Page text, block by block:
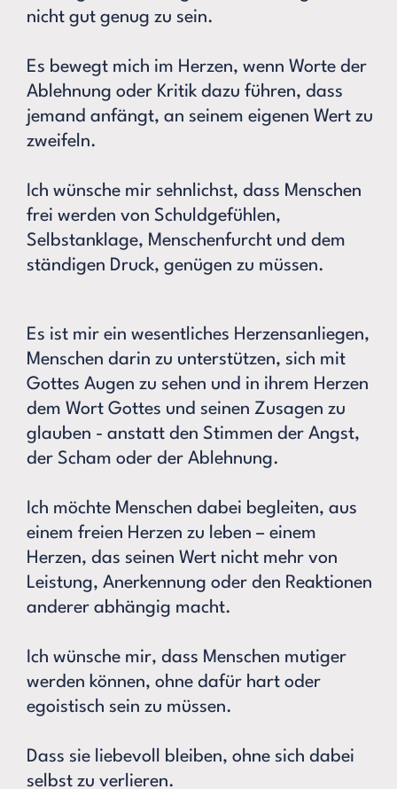
nicht gut genug zu sein.
Es bewegt mich im Herzen, wenn Worte der
Ablehnung oder Kritik dazu führen, dass
jemand anfängt, an seinem eigenen Wert zu
zweifeln.
Ich wünsche mir sehnlichst, dass Menschen
frei werden von Schuldgefühlen,
Selbstanklage, Menschenfurcht und dem
ständigen Druck, genügen zu müssen.
Es ist mir ein wesentliches Herzensanliegen,
Menschen darin zu unterstützen, sich mit
Gottes Augen zu sehen und in ihrem Herzen
dem Wort Gottes und seinen Zusagen zu
glauben - anstatt den Stimmen der Angst,
der Scham oder der Ablehnung.
Ich möchte Menschen dabei begleiten, aus
einem freien Herzen zu leben – einem
Herzen, das seinen Wert nicht mehr von
Leistung, Anerkennung oder den Reaktionen
anderer abhängig macht.
Ich wünsche mir, dass Menschen mutiger
werden können, ohne dafür hart oder
egoistisch sein zu müssen.
Dass sie liebevoll bleiben, ohne sich dabei
selbst zu verlieren.